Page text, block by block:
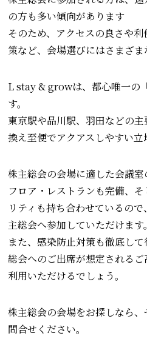
の方も多い傾向があります
そのため、アクセスの良さや
策など、会場選びにはさまざま
L stay & growは、都心唯一の
す。
東京駅や品川駅、羽田などの
換え至便でアクアスしやすい立
株主総会の会場に適した会議
フロア・レストランも完備、
リティも持ち合わせているの
主総会へ参加していただけます。
また、感染防止対策も徹底し
総会へのご出席が想定される
利用いただけるでしょう。
株主総会の会場をお探しなら、
問合せください。